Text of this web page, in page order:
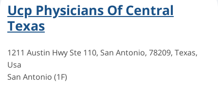
Ucp Physicians Of Central
Texas
1211 Austin Hwy Ste 110, San Antonio, 78209, Texas,
Usa
San Antonio (1F)